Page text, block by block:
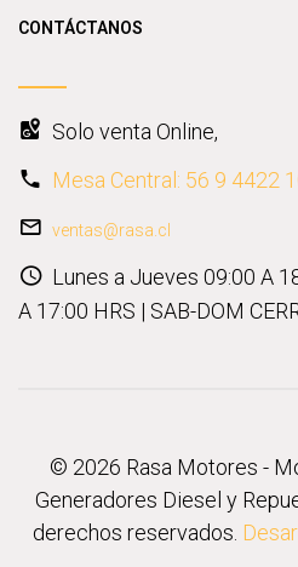
CONTÁCTANOS
Solo venta Online,
Mesa Central: 56 9 4422
ventas@rasa.cl
Lunes a Jueves 09:00 A
A 17:00 HRS | SAB-DOM
© 2026 Rasa Motores -
Generadores Diesel y
derechos reservados.